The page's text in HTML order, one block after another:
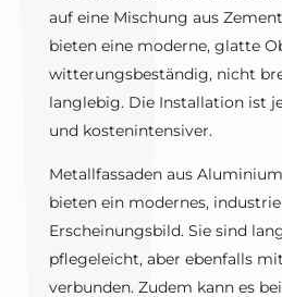
auf eine Mischung aus
bieten eine moderne, glatte
witterungsbeständig, nicht
langlebig. Die Installation ist
und kostenintensiver.
Metallfassaden aus
bieten ein modernes,
Erscheinungsbild. Sie sind
pflegeleicht, aber ebenfalls
verbunden. Zudem kann es